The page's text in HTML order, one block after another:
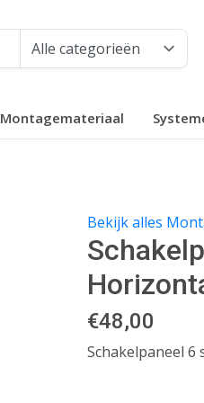
Montagemateriaal
Bekijk alles
€48,00
Schakelpaneel 6